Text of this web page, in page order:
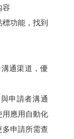
容
功能，找到
通渠道，優
申請者溝通
用應用自動化
申請所需查